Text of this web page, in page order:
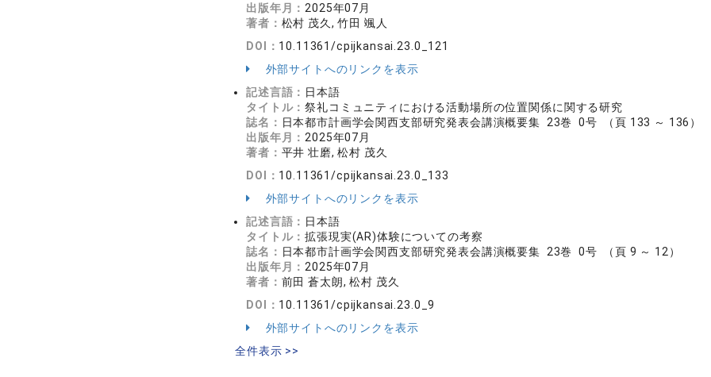
出版年月： 2025年07月
著者： 松村 茂久, 竹田 颯人
DOI： 10.11361/cpijkansai.23.0_121
外部サイトへのリンクを表示
記述言語： 日本語
タイトル：祭礼コミュニティにおける活動場所の位置関係に関する研究
誌名： 日本都市計画学会関西支部研究発表会講演概要集 23巻 0号 （頁 133 ～ 136）
出版年月： 2025年07月
著者： 平井 壮磨, 松村 茂久
DOI： 10.11361/cpijkansai.23.0_133
外部サイトへのリンクを表示
記述言語： 日本語
タイトル：拡張現実(AR)体験についての考察
誌名： 日本都市計画学会関西支部研究発表会講演概要集 23巻 0号 （頁 9 ～ 12）
出版年月： 2025年07月
著者： 前田 蒼太朗, 松村 茂久
DOI： 10.11361/cpijkansai.23.0_9
外部サイトへのリンクを表示
全件表示 >>